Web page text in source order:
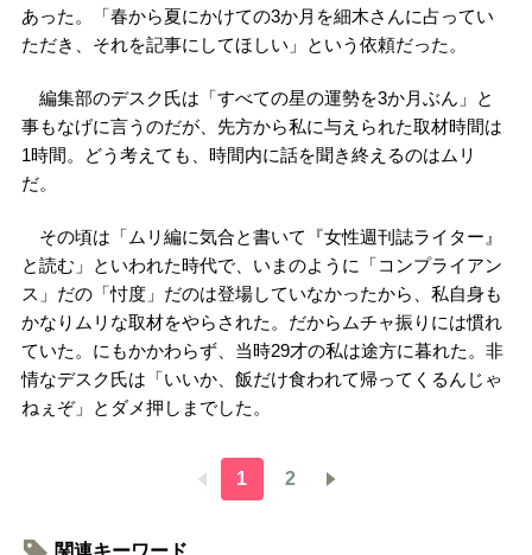
あった。「春から夏にかけての3か月を細木さんに占ってい
ただき、それを記事にしてほしい」という依頼だった。
編集部のデスク氏は「すべての星の運勢を3か月ぶん」と
事もなげに言うのだが、先方から私に与えられた取材時間は
1時間。どう考えても、時間内に話を聞き終えるのはムリ
だ。
その頃は「ムリ編に気合と書いて『女性週刊誌ライター』
と読む」といわれた時代で、いまのように「コンプライアン
ス」だの「忖度」だのは登場していなかったから、私自身も
かなりムリな取材をやらされた。だからムチャ振りには慣れ
ていた。にもかかわらず、当時29才の私は途方に暮れた。非
情なデスク氏は「いいか、飯だけ食われて帰ってくるんじゃ
ねぇぞ」とダメ押しまでした。
1 2
関連キーワード